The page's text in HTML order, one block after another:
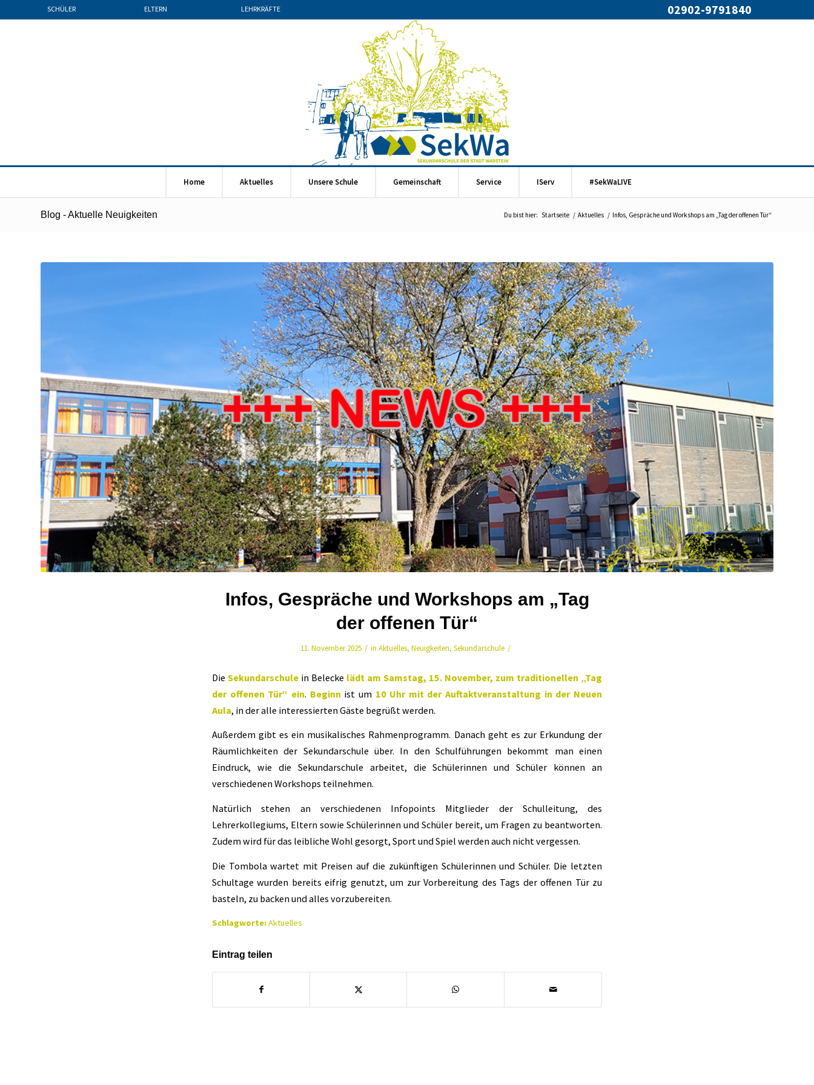
SCHÜLER ELTERN LEHRKRÄFTE 02902-9791840
Home Aktuelles Unsere Schule Gemeinschaft Service IServ #SekWaLIVE
Blog - Aktuelle Neuigkeiten Du bist hier: Startseite / Aktuelles / Infos, Gespräche und Workshops am „Tag der offenen Tür“
Infos, Gespräche und Workshops am „Tag
der offenen Tür“
11. November 2025 / in Aktuelles, Neuigkeiten, Sekundarschule /
Die Sekundarschule in Belecke lädt am Samstag, 15. November, zum traditionellen „Tag
der offenen Tür“ ein. Beginn ist um 10 Uhr mit der Auftaktveranstaltung in der Neuen
Aula, in der alle interessierten Gäste begrüßt werden.
Außerdem gibt es ein musikalisches Rahmenprogramm. Danach geht es zur Erkundung der
Räumlichkeiten der Sekundarschule über. In den Schulführungen bekommt man einen
Eindruck, wie die Sekundarschule arbeitet, die Schülerinnen und Schüler können an
verschiedenen Workshops teilnehmen.
Natürlich stehen an verschiedenen Infopoints Mitglieder der Schulleitung, des
Lehrerkollegiums, Eltern sowie Schülerinnen und Schüler bereit, um Fragen zu beantworten.
Zudem wird für das leibliche Wohl gesorgt, Sport und Spiel werden auch nicht vergessen.
Die Tombola wartet mit Preisen auf die zukünftigen Schülerinnen und Schüler. Die letzten
Schultage wurden bereits eifrig genutzt, um zur Vorbereitung des Tags der offenen Tür zu
basteln, zu backen und alles vorzubereiten.
Schlagworte:Aktuelles
Eintrag teilen